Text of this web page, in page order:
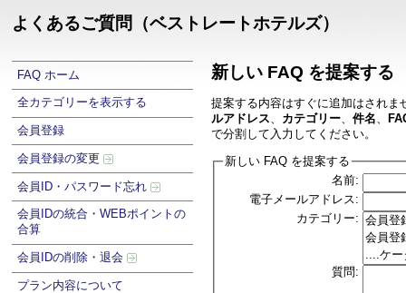
よくあるご質問（ベストレートホテルズ）
FAQ ホーム
全カテゴリーを表示する
会員登録
会員登録の変更
会員ID・パスワード忘れ
会員IDの統合・WEBポイントの
合算
会員IDの削除・退会
プラン内容について
新しい FAQ を提案する
提案する内容はすぐに追加はされ
ルアドレス
カテゴリー、 件名
で分割して入力してください。
新しい FAQ を提案する
名前:
電子メールアドレス:
カテゴリー:
質問: